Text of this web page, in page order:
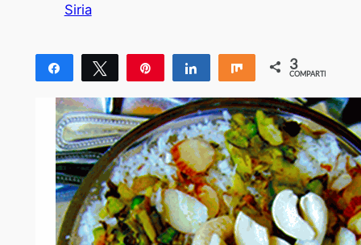
Siria
Compartir Twittear Compartir Compartir
3
COMPARTIR